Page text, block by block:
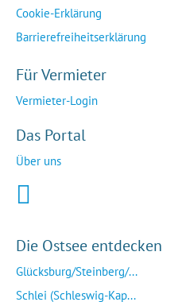
Cookie-Erklärung
Barrierefreiheitserklärung
Für Vermieter
Vermieter-Login
Das Portal
Über uns
Die Ostsee entdecken
Glücksburg/Steinberg/...
Schlei (Schleswig-Kap...